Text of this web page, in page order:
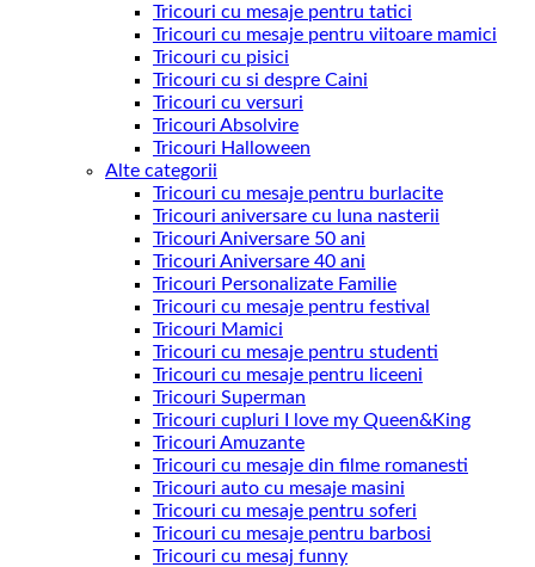
Tricouri cu mesaje pentru tatici
Tricouri cu mesaje pentru viitoare mamici
Tricouri cu pisici
Tricouri cu si despre Caini
Tricouri cu versuri
Tricouri Absolvire
Tricouri Halloween
Alte categorii
Tricouri cu mesaje pentru burlacite
Tricouri aniversare cu luna nasterii
Tricouri Aniversare 50 ani
Tricouri Aniversare 40 ani
Tricouri Personalizate Familie
Tricouri cu mesaje pentru festival
Tricouri Mamici
Tricouri cu mesaje pentru studenti
Tricouri cu mesaje pentru liceeni
Tricouri Superman
Tricouri cupluri I love my Queen&King
Tricouri Amuzante
Tricouri cu mesaje din filme romanesti
Tricouri auto cu mesaje masini
Tricouri cu mesaje pentru soferi
Tricouri cu mesaje pentru barbosi
Tricouri cu mesaj funny